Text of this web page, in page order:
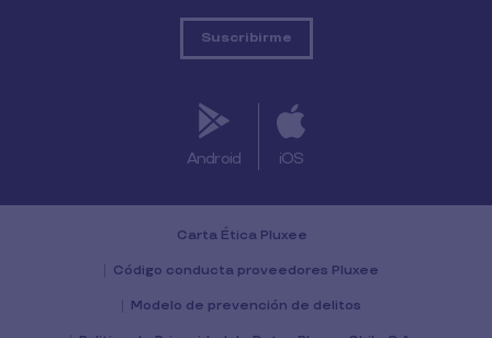
Android iOS
Carta Ética Pluxee
Código conducta proveedores Pluxee
Modelo de prevención de delitos